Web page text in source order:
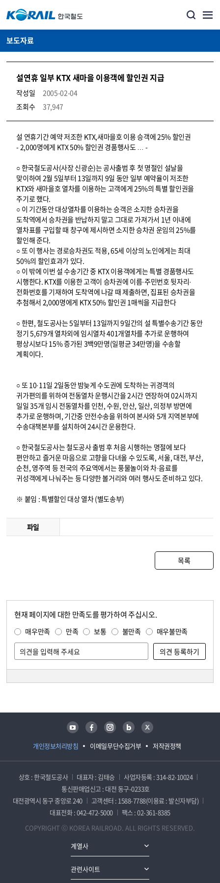
보도자료
설연휴 일부 KTX 새마을 이용객에 할인권 지급
작성일
2005-02-04
조회수
37,947
뉴스·홍보_보도자료 상세보기 – 내용, 파일, 담당자 연락처로 구성
설 연휴기간 예약 저조한 KTX,새마을호 이용 승객에 25% 할인권
- 2,000명에게 KTX 50% 할인권 경품행사도 … -
○ 한국철도공사(사장 신광순)는 공사출범 후 첫 명절인 설날을
맞이하여 2월 5일부터 13일까지 9일 동안 일부 예약율이 저조한
KTX와 새마을호 열차를 이용하는 고객에게 25%의 특별 할인권을
주기로 했다.
○ 이 기간동안 대상열차를 이용하는 승객은 소지한 승차권을
도착역에서 승차권을 반납하지 말고 그대로 가져가서 1년 이내에
열차표를 구입할 때 창구에 제시하면 소지한 승차권 운임의 25%를
할인해 준다.
○ 또 이 행사는 경로승차권도 적용, 65세 이상의 노인에게는 최대
50%의 할인효과가 있다.
○ 이 밖에 이번 설 수송기간 중 KTX 이용객에게는 특별 경품행사도
시행한다. KTX를 이용한 고객이 승차권에 이름·주민번호 뒷자리·
전화번호를 기재하여 도착역에 나갈 때 제출하면, 집표된 승차권을
추첨해서 2,000명에게 KTX 50% 할인권 1매씩을 지급한다
○ 한편, 철도공사는 5일부터 13일까지 9일간의 설 특별수송기간 동안
정기 5,679개 열차외에 임시열차 401개열차를 추가로 운행하여
평상시보다 15% 증가된 3백9만명(일평균 34만명)을 수송할
계획이다.
○ 또 10·11일 2일동안 밤늦게 수도권에 도착하는 귀경객의
귀가편의를 위하여 전동열차 운행시간을 2시간 연장하여 02시까지
일일 35개 임시 전동열차를 인천, 수원, 안산, 일산, 의정부 방면에
추가로 운행하며, 기간중 안전수송을 위하여 본사와 5개 지역본부에
수송대책본부를 설치하여 24시간 운용한다.
○ 한국철도공사는 철도공사 출범 후 처음 시행하는 명절에 보다
편안하고 즐거운 마음으로 고향을 다녀올 수 있도록, 서울, 대전, 부산,
순천, 영주역 등 전국의 주요역에서는 풍물놀이와 차·음료를
귀성객에게 나눠주는 등 다양한 볼거리와 여러 행사도 준비하고 있다.
※ 붙임 : 특별할인 대상 열차 (별도송부)
파일
목록
현재 페이지에 대한 만족도를 평가하여 주십시오.
매우만족 만족 보통 불만족 매우불만족
개인정보처리방침 이메일무단수집거부 저작권정책
유튜브 페이스북 인스타그램 블로그 트위터
상호 : 한국철도공사 대표자 : 김태승
사업자등록 : 314-82-10024
통신판매업신고 : 대전 동구-0233호
대전광역시 동구 중앙로 240
고객센터 : 1588-7788(이용료 : 발신자부담)
대표전화 : 042-472-5000
팩스 : 02-361-8385
COPYRIGHT ⓒ KOREA RAILROAD. ALL RIGHTS RESERVED.
계열사
관련사이트